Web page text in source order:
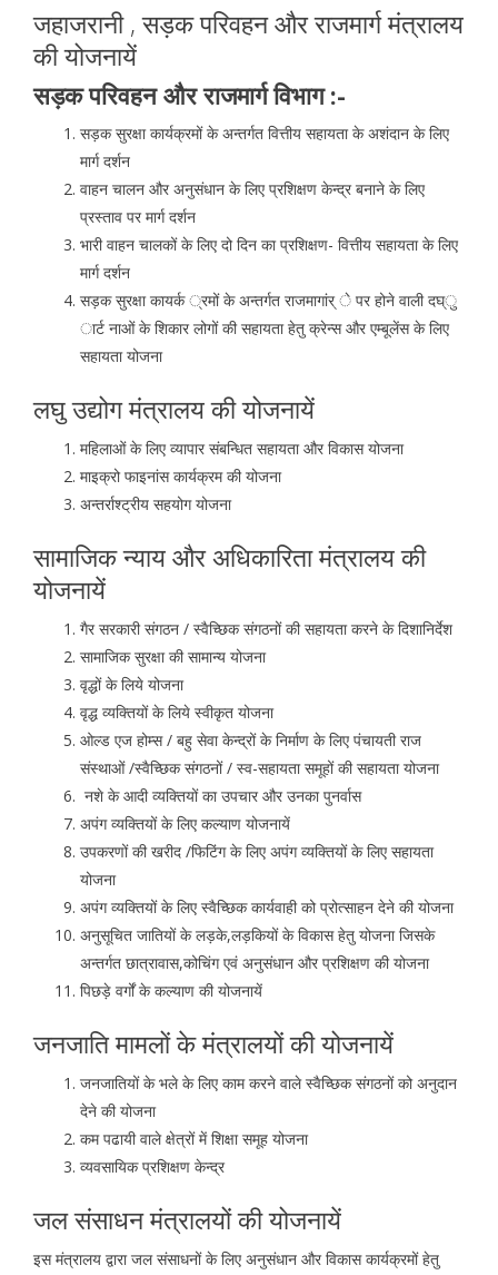
जहाजरानी , सड़क परिवहन और राजमार्ग मंत्रालय
की योजनायें
सड़क परिवहन और राजमार्ग विभाग :-
सड़क सुरक्षा कार्यक्रमों के अन्तर्गत वित्तीय सहायता के अशंदान के लिए
मार्ग दर्शन
वाहन चालन और अनुसंधान के लिए प्रशिक्षण केन्द्र बनाने के लिए
प्रस्ताव पर मार्ग दर्शन
भारी वाहन चालकों के लिए दो दिन का प्रशिक्षण- वित्तीय सहायता के लिए
मार्ग दर्शन
सड़क सुरक्षा कायर्क ्रमों के अन्तर्गत राजमागांर् े पर होने वाली दघ्ु
ार्ट नाओं के शिकार लोगों की सहायता हेतु क्रेन्स और एम्बूलेंस के लिए
सहायता योजना
लघु उद्योग मंत्रालय की योजनायें
महिलाओं के लिए व्यापार संबन्धित सहायता और विकास योजना
माइक्रो फाइनांस कार्यक्रम की योजना
अन्तर्राश्ट्रीय सहयोग योजना
सामाजिक न्याय और अधिकारिता मंत्रालय की
योजनायें
गैर सरकारी संगठन / स्वैच्छिक संगठनों की सहायता करने के दिशानिर्देश
सामाजिक सुरक्षा की सामान्य योजना
वृद्धों के लिये योजना
वृद्ध व्यक्तियों के लिये स्वीकृत योजना
ओल्ड एज होम्स / बहु सेवा केन्द्रों के निर्माण के लिए पंचायती राज
संस्थाओं /स्वैच्छिक संगठनों / स्व-सहायता समूहों की सहायता योजना
नशे के आदी व्यक्तियों का उपचार और उनका पुनर्वास
अपंग व्यक्तियों के लिए कल्याण योजनायें
उपकरणों की खरीद /फिटिंग के लिए अपंग व्यक्तियों के लिए सहायता
योजना
अपंग व्यक्तियों के लिए स्वैच्छिक कार्यवाही को प्रोत्साहन देने की योजना
अनुसूचित जातियों के लड़के,लड़कियों के विकास हेतु योजना जिसके
अन्तर्गत छात्रावास,कोचिंग एवं अनुसंधान और प्रशिक्षण की योजना
पिछड़े वर्गों के कल्याण की योजनायें
जनजाति मामलों के मंत्रालयों की योजनायें
जनजातियों के भले के लिए काम करने वाले स्वैच्छिक संगठनों को अनुदान
देने की योजना
कम पढायी वाले क्षेत्रों में शिक्षा समूह योजना
व्यवसायिक प्रशिक्षण केन्द्र
जल संसाधन मंत्रालयों की योजनायें
इस मंत्रालय द्वारा जल संसाधनों के लिए अनुसंधान और विकास कार्यक्रमों हेतु